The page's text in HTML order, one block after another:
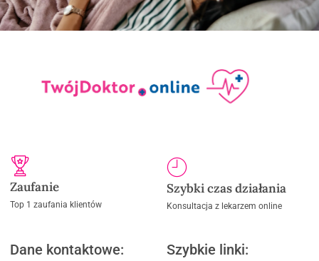
Zaufanie
Top 1 zaufania klientów
Szybki czas działania
Konsultacja z lekarzem online
Dane kontaktowe: Szybkie linki: